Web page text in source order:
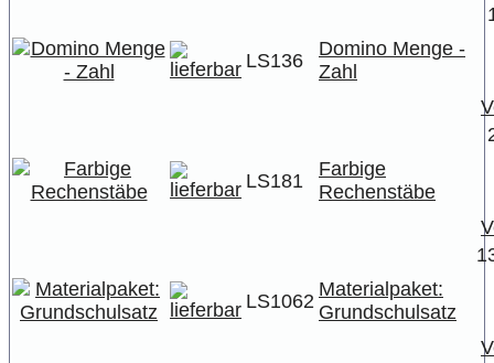
LS136
Domino Menge -
Zahl
LS181
Farbige
Rechenstäbe
LS1062
Materialpaket:
Grundschulsatz